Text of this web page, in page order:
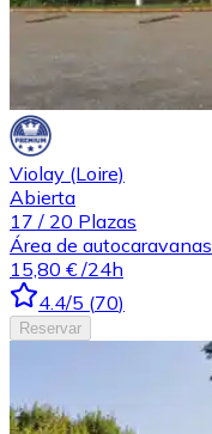
Violay (Loire)
Abierta
17 / 20 Plazas
Área de autocaravanas
15,80 € /24h
4.4/5 (70)
Reservar